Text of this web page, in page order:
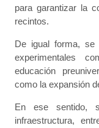
para garantizar la
recintos.
De igual forma, se
experimentales
educación
como la expansión
En ese sentido,
infraestructura,